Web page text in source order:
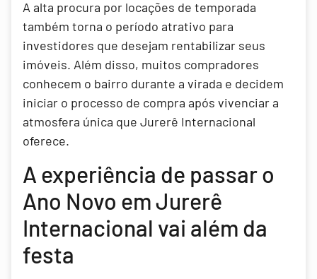
A alta procura por locações de temporada
também torna o período atrativo para
investidores que desejam rentabilizar seus
imóveis. Além disso, muitos compradores
conhecem o bairro durante a virada e decidem
iniciar o processo de compra após vivenciar a
atmosfera única que Jurerê Internacional
oferece.
A experiência de passar o
Ano Novo em Jurerê
Internacional vai além da
festa